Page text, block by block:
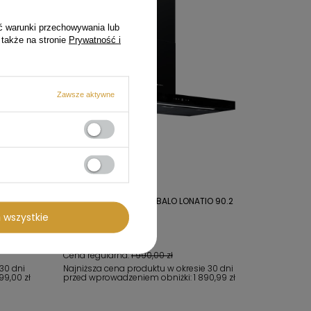
dni
zł
Okap przyścienny GLOBALO LONATIO 90.2
Cena regularna:1 990,00 zł
1 890,99 zł
Najniższa cena produktu w okresie 30 dni
przed wprowadzeniem obniżki:1 890,99 zł
warunki przechowywania lub
na stronie Prywatność i
Zawsze aktywne